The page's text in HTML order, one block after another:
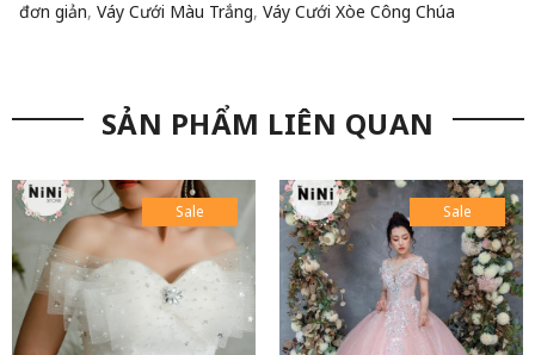
đơn giản, Váy Cưới Màu Trắng, Váy Cưới Xòe Công Chúa
SẢN PHẨM LIÊN QUAN
Sale Sale